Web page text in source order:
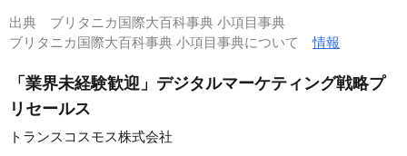
出典 ブリタニカ国際大百科事典 小項目事典
ブリタニカ国際大百科事典 小項目事典について情報
「業界未経験歓迎」デジタルマーケティング戦略プ
リセールス
トランスコスモス株式会社